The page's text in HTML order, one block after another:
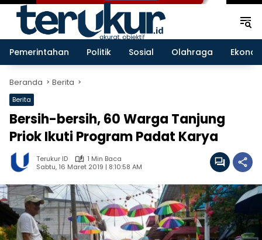
Pemerintahan Politik Sosial Olahraga
Beranda Berita
Berita
Bersih-bersih, 60 Warga Tanjung
Priok Ikuti Program Padat Karya
Terukur ID
1 Min Baca
Sabtu, 16 Maret 2019 | 8:10:58 AM